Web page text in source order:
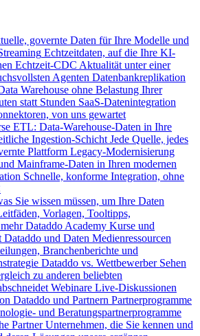
governte Daten für Ihre Modelle und
Echtzeitdaten, auf die Ihre KI-
Echtzeit-CDC Aktualität unter einer
Agenten Datenbankreplikation
Warehouse ohne Belastung Ihrer
statt Stunden SaaS-Datenintegration
von uns gewartet
ETL: Data-Warehouse-Daten in Ihre
Ingestion-Schicht Jede Quelle, jedes
Plattform Legacy-Modernisierung
Mainframe-Daten in Ihren modernen
Schnelle, konforme Integration, ohne
Sie wissen müssen, um Ihre Daten
Vorlagen, Tooltipps,
Dataddo Academy Kurse und
und Daten Medienressourcen
Branchenberichte und
Dataddo vs. Wettbewerber Sehen
zu anderen beliebten
Webinare Live-Diskussionen
Dataddo und Partnern Partnerprogramme
und Beratungspartnerprogramme
Partner Unternehmen, die Sie kennen und